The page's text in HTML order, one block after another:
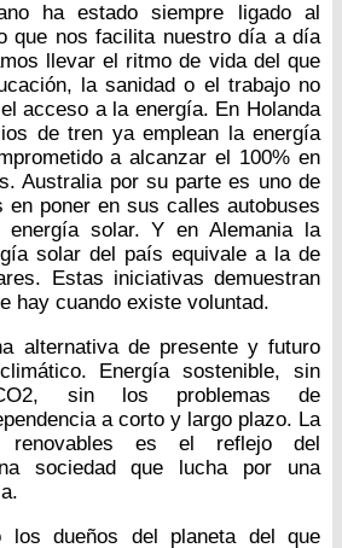
ha estado siempre ligado al
que nos facilita nuestro día a día
llevar el ritmo de vida del que
la sanidad o el trabajo no
acceso a la energía. En Holanda
de tren ya emplean la energía
a alcanzar el 100% en
Australia por su parte es uno de
en poner en sus calles autobuses
energía solar. Y en Alemania la
solar del país equivale a la de
Estas iniciativas demuestran
hay cuando existe voluntad.
alternativa de presente y futuro
Energía sostenible, sin
sin los problemas de
a corto y largo plazo. La
renovables es el reflejo del
sociedad que lucha por una
los dueños del planeta del que